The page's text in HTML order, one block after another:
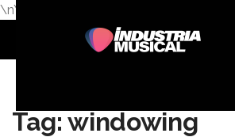
\n\n
Tag: windowing